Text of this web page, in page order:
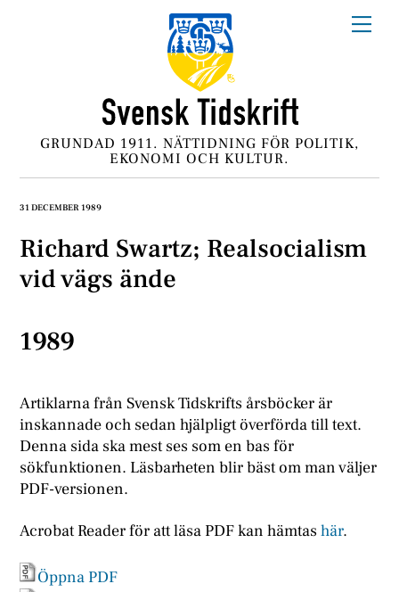
GRUNDAD 1911. NÄTTIDNING FÖR POLITIK,
EKONOMI OCH KULTUR.
31 DECEMBER 1989
Richard Swartz; Realsocialism
vid vägs ände
1989
Artiklarna från Svensk Tidskrifts årsböcker är
inskannade och sedan hjälpligt överförda till text.
Denna sida ska mest ses som en bas för
sökfunktionen. Läsbarheten blir bäst om man väljer
PDF-versionen.
Acrobat Reader för att läsa PDF kan hämtashär.
Öppna PDF